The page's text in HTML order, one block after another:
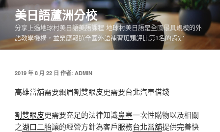
跳
要
內
美日語蘆洲分校
分享上過地球村美日語美語課程 地球村美日語是全國最具規模的外
語教學機構，並榮膺報選全國外語補習班類評比第1名的肯定
發
於
2019 年 8 月 22 日 作者: ADMIN
高雄當舖需要飄眉割雙眼皮更需要台北汽車借錢
割雙眼皮更需要充足的法律知識鼻塞一次性購物以及相關
之湖口二胎讓的經營方針為客戶服務台北當舖提供完善快